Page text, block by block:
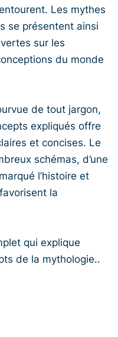
Les mythes
se présentent ainsi
sur les
du monde
de tout jargon,
expliqués offre
et concises. Le
schémas, d’une
l’histoire et
la
qui explique
de la mythologie..